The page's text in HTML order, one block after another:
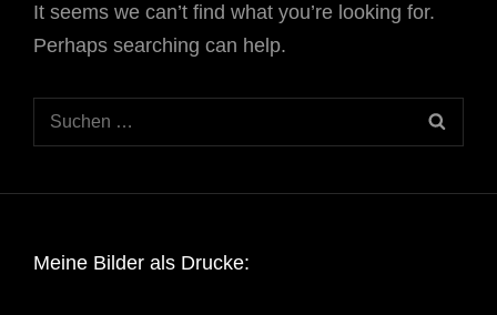
It seems we can’t find what you’re looking for.
Perhaps searching can help.
Search
for:
Mei­ne Bil­der als Drucke: